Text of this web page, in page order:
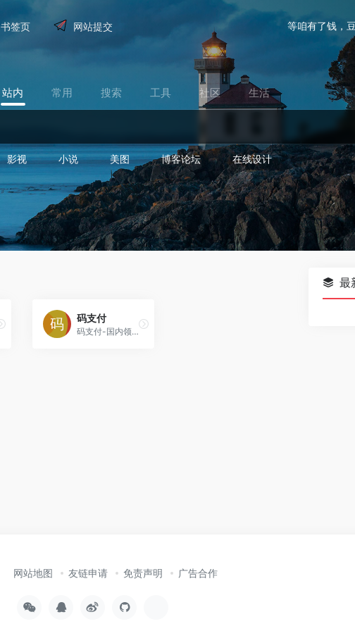
书签页 网站提交 等咱有了钱，
站内 常用 搜索 工具 社区 生活
影视 小说 美图 博客论坛 在线设计
码支付
码支付-国内领先的即时到账支付平台,解决各大网站收款难题,兼容彩虹易支付接口,云端免挂免签约的码支付系统,保障每位商户资金即时到账,扶持站长资金回流,提供支付宝
最
网站地图 友链申请 免责声明 广告合作